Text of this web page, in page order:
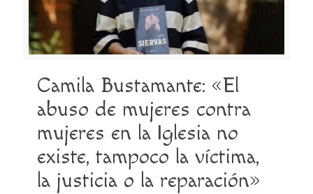
Camila Bustamante: «El
abuso de mujeres contra
mujeres en la Iglesia no
existe, tampoco la víctima,
la justicia o la reparación»